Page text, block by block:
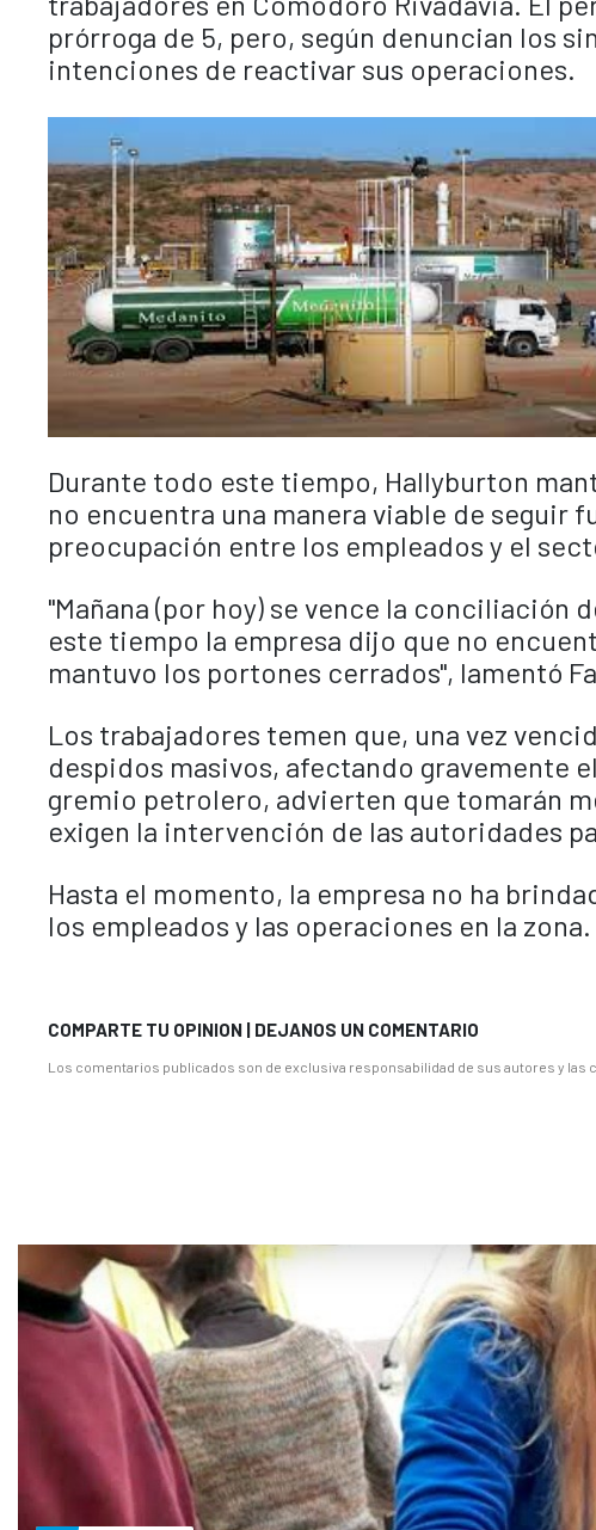
prórroga de 5, pero, según denuncian los
intenciones de reactivar sus operaciones.
Durante todo este tiempo, Hallyburton
no encuentra una manera viable de seguir
preocupación entre los empleados y el
"Mañana (por hoy) se vence la conciliación
este tiempo la empresa dijo que no
mantuvo los portones cerrados", lamentó
Los trabajadores temen que, una vez
despidos masivos, afectando gravemente
gremio petrolero, advierten que tomarán
exigen la intervención de las autoridades
Hasta el momento, la empresa no ha
los empleados y las operaciones en la zona.
COMPARTE TU OPINION | DEJANOS UN COMENTARIO
Los comentarios publicados son de exclusiva responsabilidad de sus autores y